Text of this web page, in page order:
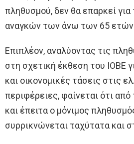
πληθυσμού, δεν θα επαρκεί
αναγκών των άνω των 65
Επιπλέον, αναλύοντας τις
στη σχετική έκθεση του ΙΟΒΕ
και οικονομικές τάσεις στις
περιφέρειες, φαίνεται ότι
και έπειτα ο μόνιμος
συρρικνώνεται ταχύτατα και